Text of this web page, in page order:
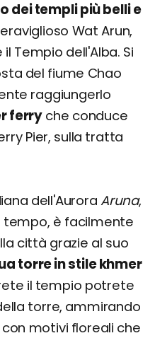
dei templi più belli e
Wat Arun,
Tempio dell'Alba. Si
del fiume Chao
raggiungerlo
ferry che conduce
Pier, sulla tratta
dell'Aurora Aruna,
tempo, è facilmente
città grazie al suo
torre in stile khmer
il tempio potrete
torre, ammirando
motivi floreali che